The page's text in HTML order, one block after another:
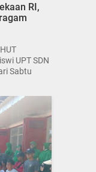
RI,
UPT SDN
Sabtu